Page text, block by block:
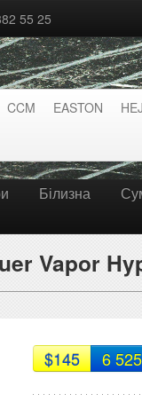
55 25
CCM EASTON
Білизна
Vapor
$145 6